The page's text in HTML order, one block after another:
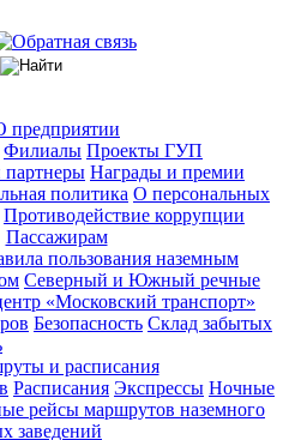
предприятии
Филиалы Проекты ГУП
Награды и премии
политика О персональных
Противодействие коррупции
Пассажирам
пользования наземным
Северный и Южный речные
«Московский транспорт»
Безопасность Склад забытых
и расписания
Расписания Экспрессы Ночные
рейсы маршрутов наземного
заведений